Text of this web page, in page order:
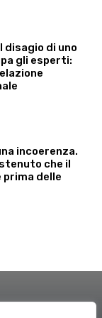
disagio di uno
gli esperti:
incoerenza.
che il
prima delle